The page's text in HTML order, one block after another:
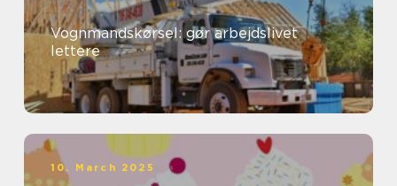
Vognmandskørsel: gør arbejdslivet
lettere
10. March 2025